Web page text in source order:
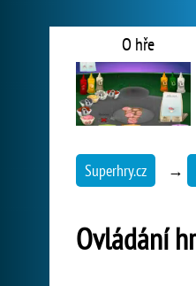
O hře
Superhry.cz →
Ovládání